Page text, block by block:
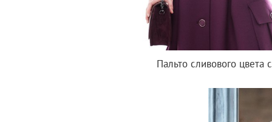
Пальто сливового